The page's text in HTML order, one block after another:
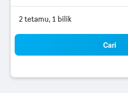
2 tetamu, 1 bilik
Cari